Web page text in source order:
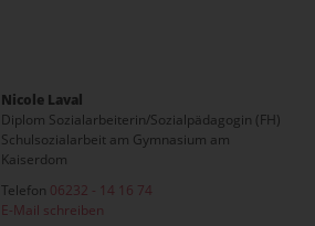
Nicole Laval
Diplom Sozialarbeiterin/Sozialpädagogin (FH)
Schulsozialarbeit am Gymnasium am
Kaiserdom
Telefon 06232 - 14 16 74
E-Mail schreiben